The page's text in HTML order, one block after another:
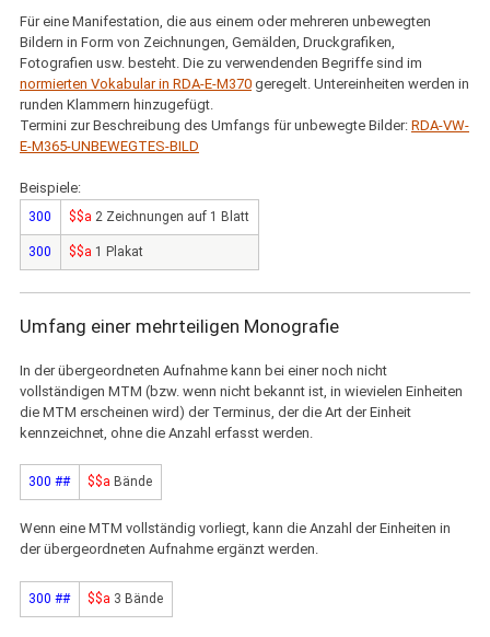
Für eine Manifestation, die aus einem oder mehreren unbewegten
Bildern in Form von Zeichnungen, Gemälden, Druckgrafiken,
Fotografien usw. besteht. Die zu verwendenden Begriffe sind im
normierten Vokabular in RDA-E-M370 geregelt. Untereinheiten werden in
runden Klammern hinzugefügt.
Termini zur Beschreibung des Umfangs für unbewegte Bilder: RDA-VW-
E-M365-UNBEWEGTES-BILD
Beispiele:
300 $$a 2 Zeichnungen auf 1 Blatt
300 $$a 1 Plakat
Umfang einer mehrteiligen Monografie
In der übergeordneten Aufnahme kann bei einer noch nicht
vollständigen MTM (bzw. wenn nicht bekannt ist, in wievielen Einheiten
die MTM erscheinen wird) der Terminus, der die Art der Einheit
kennzeichnet, ohne die Anzahl erfasst werden.
300 ## $$a Bände
Wenn eine MTM vollständig vorliegt, kann die Anzahl der Einheiten in
der übergeordneten Aufnahme ergänzt werden.
300 ## $$a 3 Bände